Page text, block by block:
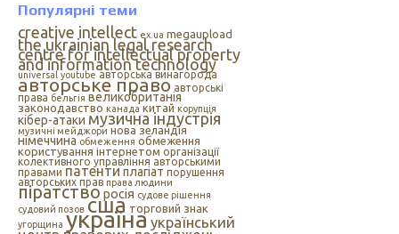
Популярні теми
creative intellect ex.ua megaupload
the ukrainian legal research
centre for intellectual property
and information technology
universal youtube авторська винагорода
авторське право авторські
права бельгія великобританія
законодавство канада китай корупція
кібер-атаки музична індустрія
музичні мейджори нова зеландія
німеччина обмеження обмеження
користування інтернетом організації
колективного управління авторськими
правами патентиплагіат порушення
авторських прав права людини
піратстворосія судове рішення
судовий позов сша торговий знак
угорщина українаукраїнський